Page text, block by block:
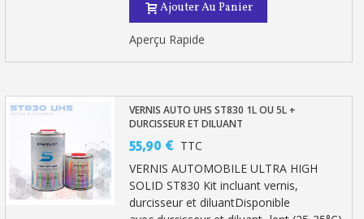
Ajouter Au Panier
Aperçu Rapide
VERNIS AUTO UHS ST830 1L OU 5L +
DURCISSEUR ET DILUANT
55,90 € TTC
VERNIS AUTOMOBILE ULTRA HIGH
SOLID ST830 Kit incluant vernis,
durcisseur et diluantDisponible